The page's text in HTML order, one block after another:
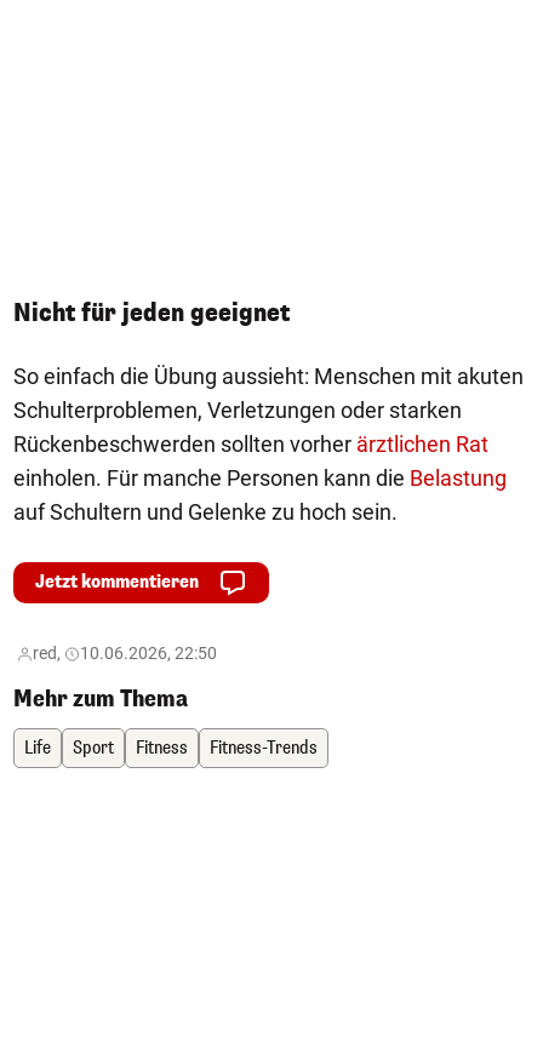
Nicht für jeden geeignet
So einfach die Übung aussieht: Menschen mit akuten
Schulterproblemen, Verletzungen oder starken
Rückenbeschwerden sollten vorher ärztlichen Rat
einholen. Für manche Personen kann die Belastung
auf Schultern und Gelenke zu hoch sein.
Jetzt kommentieren
red, 10.06.2026, 22:50
Mehr zum Thema
Life Sport Fitness Fitness-Trends